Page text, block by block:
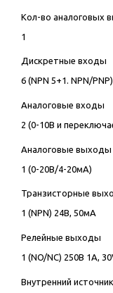
Кол-во аналоговых
1
Дискретные входы
6 (NPN 5+1. NPN/PNP)
Аналоговые входы
2 (0-10В и
Аналоговые выходы
1 (0-20В/4-20мА)
Транзисторные
1 (NPN) 24В, 50мА
Релейные выходы
1 (NO/NC) 250В 1А,
Внутренний